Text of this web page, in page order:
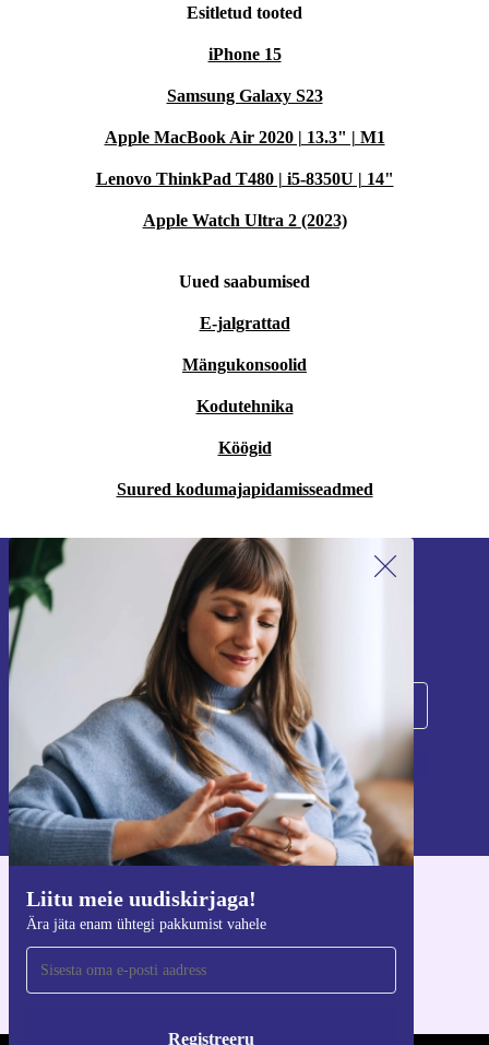
Esitletud tooted
iPhone 15
Samsung Galaxy S23
Apple MacBook Air 2020 | 13.3" | M1
Lenovo ThinkPad T480 | i5-8350U | 14"
Apple Watch Ultra 2 (2023)
Uued saabumised
E-jalgrattad
Mängukonsoolid
Kodutehnika
Köögid
Suured kodumajapidamisseadmed
Liitu meie uudiskirjaga!
Ära jäta enam ühtegi pakkumist vahele
Registreeru
Liitu meie uudiskirjaga!
Ära jäta enam ühtegi pakkumist vahele.
Registreeru
Teavet isikuandmete kasutamise kohta leiate meie
privaatsuspoliitikast.
Hangi refurbed rakendus
iOS-i ja Androidi jaoks